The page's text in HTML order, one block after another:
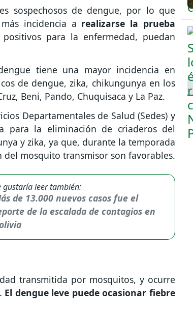
sospechosos de dengue, por lo que
incidencia a realizarse la prueba
para la enfermedad, puedan
tiene una mayor incidencia en
de dengue, zika, chikungunya en los
Beni, Pando, Chuquisaca y La Paz.
Departamentales de Salud (Sedes) y
para la eliminación de criaderos del
y zika, ya que, durante la temporada
mosquito transmisor son favorables.
gustaría leer también:
de 13.000 nuevos casos fue el
de la escalada de contagios en
transmitida por mosquitos, y ocurre
El dengue leve puede ocasionar fiebre